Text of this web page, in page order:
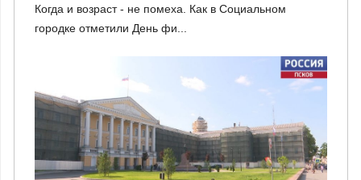
Когда и возраст - не помеха. Как в Социальном
городке отметили День фи...